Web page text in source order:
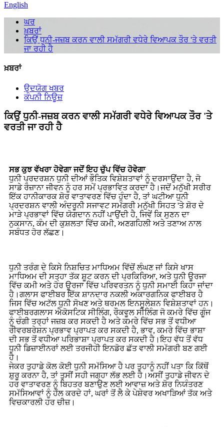
English
ਘਰ
ਖ਼ਬਰਾਂ
ਕਿਉਂ ਧੁਨੀ-ਜਜ਼ਬ ਕਰਨ ਵਾਲੀ ਸਮੱਗਰੀ ਵਧੇਰੇ ਵਿਆਪਕ ਤੌਰ 'ਤੇ ਵਰਤੀ
ਜਾ ਰਹੀ ਹੈ
ਖ਼ਬਰਾਂ
ਉਦਯੋਗ ਖਬਰ
ਕੰਪਨੀ ਨਿਊਜ਼
ਕਿਉਂ ਧੁਨੀ-ਜਜ਼ਬ ਕਰਨ ਵਾਲੀ ਸਮੱਗਰੀ ਵਧੇਰੇ ਵਿਆਪਕ ਤੌਰ 'ਤੇ
ਵਰਤੀ ਜਾ ਰਹੀ ਹੈ
ਸਭ ਕੁਝ ਵੱਖਰਾ ਹੋਵੇਗਾ ਜਦੋਂ ਇਹ ਚੁੱਪ ਵਿੱਚ ਹੋਵੇਗਾ
ਧੁਨੀ ਪ੍ਰਦਰਸ਼ਨ ਧੁਨੀ ਦੀਆਂ ਭੌਤਿਕ ਵਿਸ਼ੇਸ਼ਤਾਵਾਂ ਨੂੰ ਦਰਸਾਉਂਦਾ ਹੈ, ਜੋ
ਸਾਡੇ ਰੋਜ਼ਾਨਾ ਜੀਵਨ ਨੂੰ ਹਰ ਸਮੇਂ ਪ੍ਰਭਾਵਿਤ ਕਰਦਾ ਹੈ।ਜਦੋਂ ਮਨੁੱਖੀ ਸਰੀਰ
ਇੱਕ ਹਾਨੀਕਾਰਕ ਸ਼ੋਰ ਵਾਤਾਵਰਣ ਵਿੱਚ ਹੁੰਦਾ ਹੈ, ਤਾਂ ਘਟੀਆ ਧੁਨੀ
ਪ੍ਰਦਰਸ਼ਨ ਵਾਲੀ ਅੰਦਰੂਨੀ ਸਜਾਵਟ ਸਮੱਗਰੀ ਮਨੁੱਖੀ ਸਿਹਤ 'ਤੇ ਸ਼ੋਰ ਦੇ
ਮਾੜੇ ਪ੍ਰਭਾਵਾਂ ਵਿੱਚ ਯੋਗਦਾਨ ਨਹੀਂ ਪਾਉਂਦੀ ਹੈ, ਜਿਵੇਂ ਕਿ ਸੁਣਨ ਦਾ
ਨੁਕਸਾਨ, ਕੰਮ ਦੀ ਕੁਸ਼ਲਤਾ ਵਿੱਚ ਕਮੀ, ਅਣਗਹਿਲੀ ਅਤੇ ਤਣਾਅ ਨਾਲ
ਸਬੰਧਤ ਹੋਰ ਲੱਛਣ।
ਧੁਨੀ ਤਰੰਗ ਦੇ ਕਿਸੇ ਨਿਸ਼ਚਿਤ ਮਾਧਿਅਮ ਵਿੱਚੋਂ ਲੰਘਣ ਜਾਂ ਕਿਸੇ ਖਾਸ
ਮਾਧਿਅਮ ਦੀ ਸਤ੍ਹਾ ਤੱਕ ਸ਼ੂਟ ਕਰਨ ਦੀ ਪ੍ਰਕਿਰਿਆ, ਅਤੇ ਧੁਨੀ ਊਰਜਾ
ਵਿੱਚ ਕਮੀ ਅਤੇ ਹੋਰ ਊਰਜਾ ਵਿੱਚ ਪਰਿਵਰਤਨ ਨੂੰ ਧੁਨੀ ਸਮਾਈ ਕਿਹਾ ਜਾਂਦਾ
ਹੈ।ਗਲਾਸ ਫਾਈਬਰ ਇੱਕ ਸ਼ਾਨਦਾਰ ਨਕਲੀ ਅਕਾਰਗਨਿਕ ਫਾਈਬਰ ਹੈ
ਜਿਸ ਵਿੱਚ ਅਟੱਲ ਧੁਨੀ ਸੋਖਣ ਅਤੇ ਥਰਮਲ ਇਨਸੂਲੇਸ਼ਨ ਵਿਸ਼ੇਸ਼ਤਾਵਾਂ ਹਨ।
ਫਾਈਬਰਗਲਾਸ ਐਕੋਸਟਿਕ ਸੀਲਿੰਗ, ਰੌਕਵੂਲ ਸੀਲਿੰਗ ਜੋ ਕਮਰੇ ਵਿੱਚ ਗੂੰਜ
ਨੂੰ ਚੰਗੀ ਤਰ੍ਹਾਂ ਜਜ਼ਬ ਕਰ ਸਕਦੀ ਹੈ ਅਤੇ ਕਮਰੇ ਵਿੱਚ ਸਭ ਤੋਂ ਵਧੀਆ
ਰੀਵਰਬਰੇਸ਼ਨ ਪ੍ਰਭਾਵ ਪ੍ਰਾਪਤ ਕਰ ਸਕਦੀ ਹੈ, ਭਾਵ, ਕਮਰੇ ਵਿੱਚ ਭਾਸ਼ਾ
ਦੀ ਸਭ ਤੋਂ ਵਧੀਆ ਪਰਿਭਾਸ਼ਾ ਪ੍ਰਾਪਤ ਕਰ ਸਕਦੀ ਹੈ।ਇਹ ਵੱਧ ਤੋਂ ਵੱਧ
ਧੁਨੀ ਡਿਜ਼ਾਈਨਰਾਂ ਲਈ ਤਰਜੀਹੀ ਇਨਡੋਰ ਛੱਤ ਵਾਲੀ ਸਮੱਗਰੀ ਬਣ ਗਈ
ਹੈ।
ਜੇਕਰ ਤੁਹਾਡੇ ਕੋਲ ਕੋਈ ਧੁਨੀ ਸਮੱਸਿਆ ਹੈ ਪਰ ਤੁਹਾਨੂੰ ਨਹੀਂ ਪਤਾ ਕਿ ਕਿੱਥੋਂ
ਸ਼ੁਰੂ ਕਰਨਾ ਹੈ, ਤਾਂ ਤੁਸੀਂ ਸਹੀ ਜਗ੍ਹਾ ਲੱਭ ਲਈ ਹੈ।ਅਸੀਂ ਤੁਹਾਡੇ ਜੀਵਨ ਦੇ
ਹਰ ਵਾਤਾਵਰਣ ਨੂੰ ਬਿਹਤਰ ਬਣਾਉਣ ਲਈ ਆਵਾਜ਼ ਅਤੇ ਸ਼ੋਰ ਨਿਯੰਤਰਣ
ਸਮੱਸਿਆਵਾਂ ਨੂੰ ਹੱਲ ਕਰਦੇ ਹਾਂ, ਘਰਾਂ ਤੋਂ ਲੈ ਕੇ ਪੇਸ਼ੇਵਰ ਅਖਾੜਿਆਂ ਤੱਕ ਅਤੇ
ਵਿਚਕਾਰਲੀ ਹਰ ਚੀਜ਼।